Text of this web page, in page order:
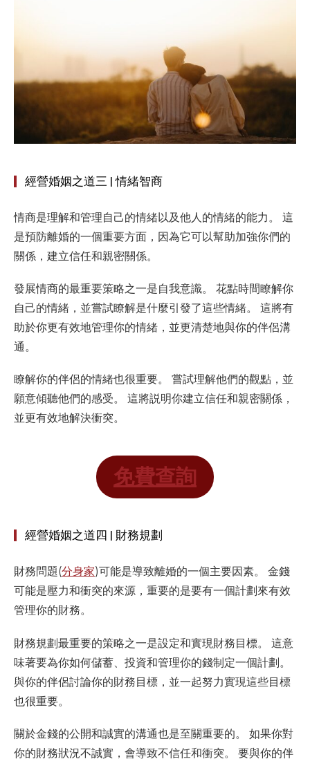
經營婚姻之道三 | 情緒智商
情商是理解和管理自己的情緒以及他人的情緒的能力。 這
是預防離婚的一個重要方面，因為它可以幫助加強你們的
關係，建立信任和親密關係。
發展情商的最重要策略之一是自我意識。 花點時間瞭解你
自己的情緒，並嘗試瞭解是什麼引發了這些情緒。 這將有
助於你更有效地管理你的情緒，並更清楚地與你的伴侶溝
通。
瞭解你的伴侶的情緒也很重要。 嘗試理解他們的觀點，並
願意傾聽他們的感受。 這將説明你建立信任和親密關係，
並更有效地解決衝突。
免費查詢
經營婚姻之道四 | 財務規劃
財務問題(分身家)可能是導致離婚的一個主要因素。 金錢
可能是壓力和衝突的來源，重要的是要有一個計劃來有效
管理你的財務。
財務規劃最重要的策略之一是設定和實現財務目標。 這意
味著要為你如何儲蓄、投資和管理你的錢制定一個計劃。
與你的伴侶討論你的財務目標，並一起努力實現這些目標
也很重要。
關於金錢的公開和誠實的溝通也是至關重要的。 如果你對
你的財務狀況不誠實，會導致不信任和衝突。 要與你的伴